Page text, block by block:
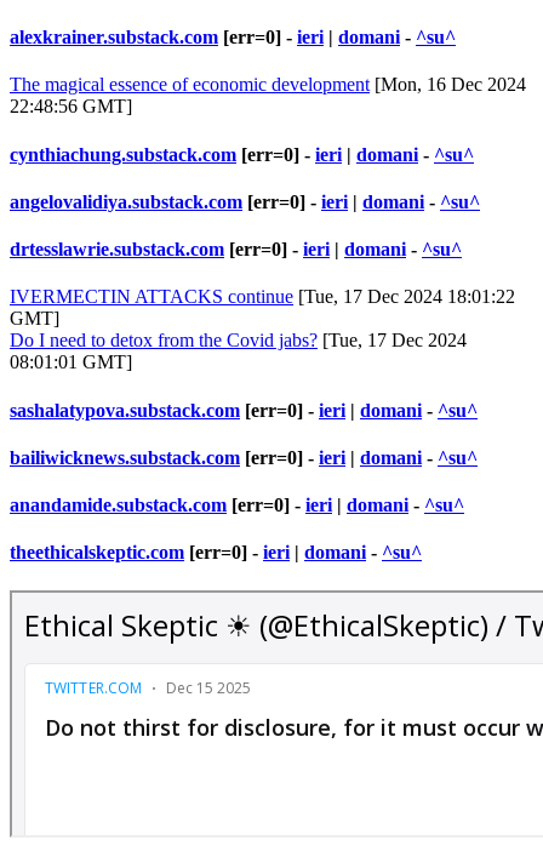
alexkrainer.substack.com [err=0] - ieri | domani - ^su^
The magical essence of economic development [Mon, 16 Dec 2024
22:48:56 GMT]
cynthiachung.substack.com [err=0] - ieri | domani - ^su^
angelovalidiya.substack.com [err=0] - ieri | domani - ^su^
drtesslawrie.substack.com [err=0] - ieri | domani - ^su^
IVERMECTIN ATTACKS continue [Tue, 17 Dec 2024 18:01:22
GMT]
Do I need to detox from the Covid jabs? [Tue, 17 Dec 2024
08:01:01 GMT]
sashalatypova.substack.com [err=0] - ieri | domani - ^su^
bailiwicknews.substack.com [err=0] - ieri | domani - ^su^
anandamide.substack.com [err=0] - ieri | domani - ^su^
theethicalskeptic.com [err=0] - ieri | domani - ^su^